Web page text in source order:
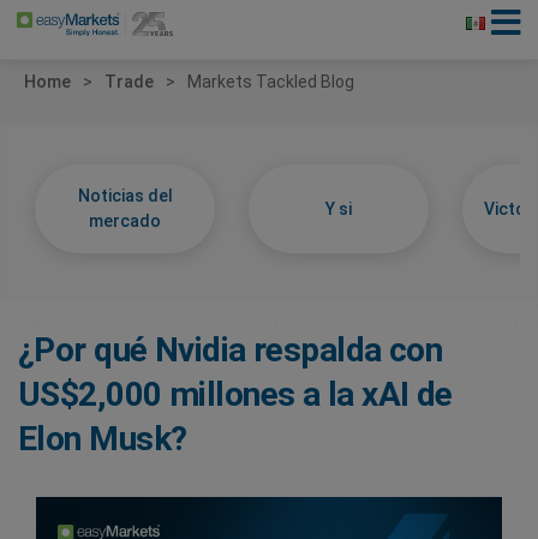
Home Trade Markets Tackled Blog
Noticias del
mercado
Y si
¿Por qué Nvidia respalda con
US$2,000 millones a la xAI de
Elon Musk?